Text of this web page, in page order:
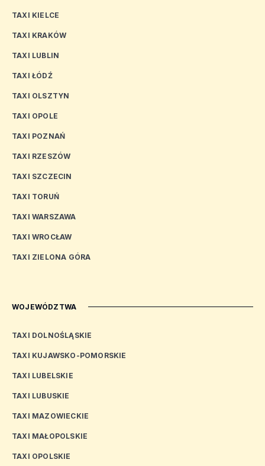
TAXI KIELCE
TAXI KRAKÓW
TAXI LUBLIN
TAXI ŁÓDŹ
TAXI OLSZTYN
TAXI OPOLE
TAXI POZNAŃ
TAXI RZESZÓW
TAXI SZCZECIN
TAXI TORUŃ
TAXI WARSZAWA
TAXI WROCŁAW
TAXI ZIELONA GÓRA
WOJEWÓDZTWA
TAXI DOLNOŚLĄSKIE
TAXI KUJAWSKO-POMORSKIE
TAXI LUBELSKIE
TAXI LUBUSKIE
TAXI MAZOWIECKIE
TAXI MAŁOPOLSKIE
TAXI OPOLSKIE